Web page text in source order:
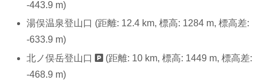
-443.9 m)
湯俣温泉登山口 (距離: 12.4 km, 標高: 1284 m, 標高差:
-633.9 m)
北ノ俣岳登山口
(距離: 10 km, 標高: 1449 m, 標高差:
-468.9 m)